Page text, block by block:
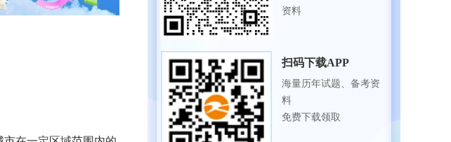
资料
扫码下载APP
海量历年试题、备考资
料
免费下载领取